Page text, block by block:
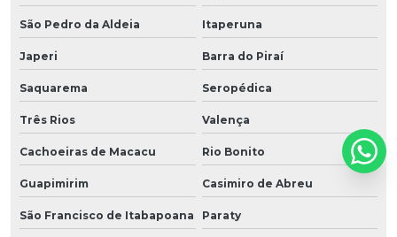
São Pedro da Aldeia Itaperuna
Japeri Barra do Piraí
Saquarema Seropédica
Três Rios Valença
Cachoeiras de Macacu Rio Bonito
Guapimirim Casimiro de Abreu
São Francisco de Itabapoana Paraty